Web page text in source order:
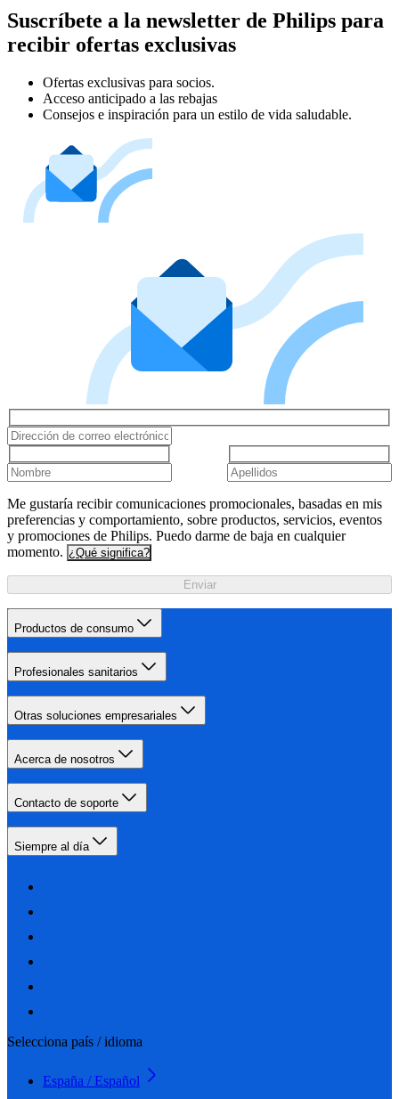
Suscríbete a la newsletter de Philips para
recibir ofertas exclusivas
Ofertas exclusivas para socios.
Acceso anticipado a las rebajas
Consejos e inspiración para un estilo de vida saludable.
Me gustaría recibir comunicaciones promocionales, basadas en mis
preferencias y comportamiento, sobre productos, servicios, eventos
y promociones de Philips. Puedo darme de baja en cualquier
momento. ¿Qué significa?
Enviar
Productos de consumo
Profesionales sanitarios
Otras soluciones empresariales
Acerca de nosotros
Contacto de soporte
Siempre al día
Selecciona país / idioma
España / Español